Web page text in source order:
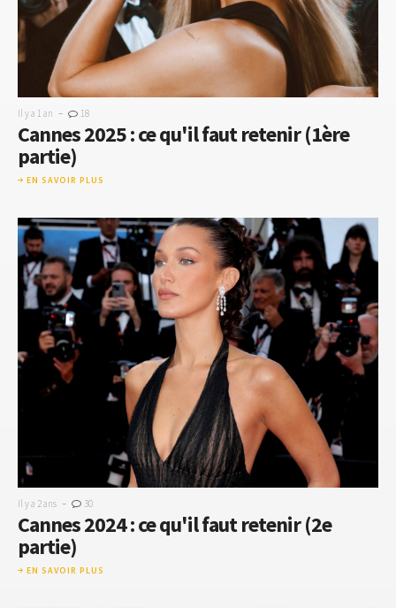
Il y a 1 an - 18
Cannes 2025 : ce qu'il faut retenir (1ère
partie)
EN SAVOIR PLUS
Il y a 2 ans - 30
Cannes 2024 : ce qu'il faut retenir (2e
partie)
EN SAVOIR PLUS